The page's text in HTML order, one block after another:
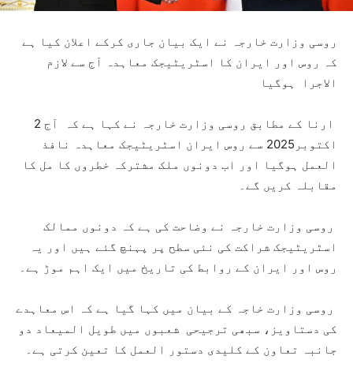
روسی وزارت خارجہ نے ایک بیان جاری کرکے اعلان کیا ہے
کہ روس اور ایران کا اسٹریٹیجک معاہدہ آج سے لازم
الاجرا ہوگیا
ارنا کے مطابق روسی وزارت خارجہ نے کہا ہے کہ آج 2
اکتوبر2025 سے روس ایران اسٹریٹیجک معاہدہ نافذ
العمل ہوگیا اور اب دونوں ملک مشترکہ خطروں کا مل کا
مقابلہ کریں گے۔
روسی وزارت خارجہ نے وضاحت کی ہے کہ دونوں ممالک
اسٹریٹیجک شراکت کی نئی سطح پر پہنچ گئے ہیں اور یہ
روس اور ایران کے روابط کی تاریخ میں ایک اہم موڑ ہے۔
روسی وزارت خاجہ کے بیان میں کہا گیا ہے کہ اس معاہدے
کی دستاویز، سبھی ترجیحی شعبوں میں طویل المیعاد دو
جانبہ تعاون کے کلیدی دستور العمل کا تعین کرتی ہے۔